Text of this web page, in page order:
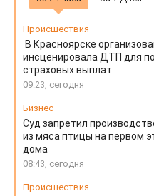
Происшествия
В Красноярске
инсценировала ДТП для
страховых выплат
09:23, сегодня
Бизнес
Суд запретил
из мяса птицы на первом
дома
08:43, сегодня
Происшествия